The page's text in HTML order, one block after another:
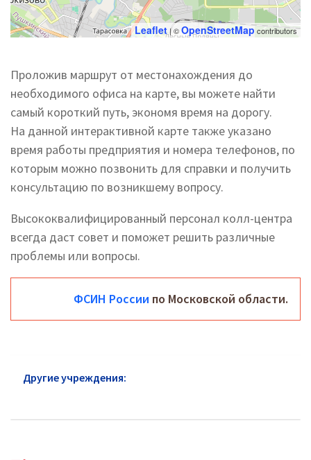
Leaflet| ©OpenStreetMapcontributors
Проложив маршрут от местонахождения до
необходимого офиса на карте, вы можете найти
самый короткий путь, экономя время на дорогу.
На данной интерактивной карте также указано
время работы предприятия и номера телефонов, по
которым можно позвонить для справки и получить
консультацию по возникшему вопросу.
Высококвалифицированный персонал колл-центра
всегда даст совет и поможет решить различные
проблемы или вопросы.
ФСИН России по Московской области.
Другие учреждения: